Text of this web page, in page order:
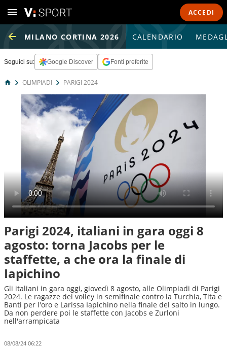
ACCEDI
MILANO CORTINA 2026 CALENDARIO
Seguici su: Google Discover Fonti preferite
OLIMPIADI PARIGI 2024
Parigi 2024, italiani in gara oggi 8
agosto: torna Jacobs per le
staffette, a che ora la finale di
Iapichino
Gli italiani in gara oggi, giovedì 8 agosto, alle Olimpiadi di Parigi
2024. Le ragazze del volley in semifinale contro la Turchia, Tita e
Banti per l'oro e Larissa Iapichino nella finale del salto in lungo.
Da non perdere poi le staffette con Jacobs e Zurloni
nell'arrampicata
08/08/24 06:22